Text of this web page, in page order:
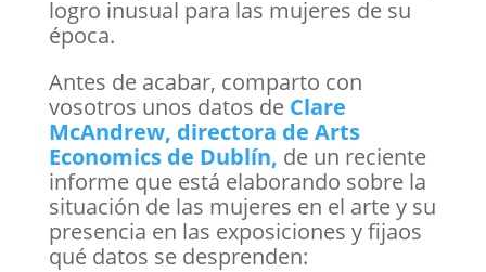
logro inusual para las mujeres de su
época.
Antes de acabar, comparto con
vosotros unos datos de Clare
McAndrew, directora de Arts
Economics de Dublín, de un reciente
informe que está elaborando sobre la
situación de las mujeres en el arte y su
presencia en las exposiciones y fijaos
qué datos se desprenden: